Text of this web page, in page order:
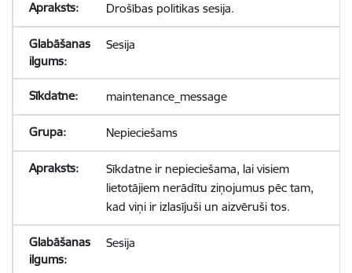
Drošības politikas sesija.
Sesija
maintenance_message
Nepieciešams
Sīkdatne ir nepieciešama, lai visiem
lietotājiem nerādītu ziņojumus pēc tam,
kad viņi ir izlasījuši un aizvēruši tos.
Sesija